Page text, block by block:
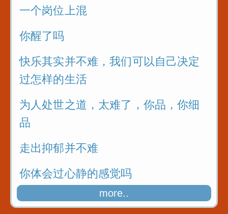
一个岗位上混
你醒了吗
快乐其实并不难，我们可以自己决定
过怎样的生活
为人处世之道，太难了，你品，你细
品
走出抑郁并不难
你体会过心静的感觉吗
more..